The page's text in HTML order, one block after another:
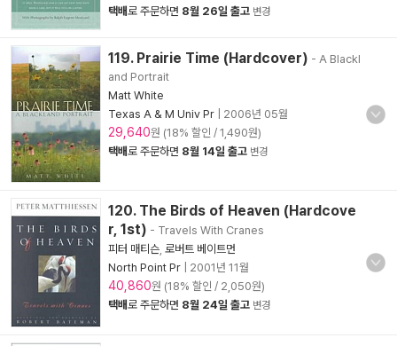
택배로 주문하면 8월 26일 출고 변경
119. Prairie Time (Hardcover) - A Blackl
and Portrait
Matt White
Texas A & M Univ Pr
2006년 05월
29,640원 (18% 할인 / 1,490원)
택배로 주문하면 8월 14일 출고 변경
120. The Birds of Heaven (Hardcove
r, 1st) - Travels With Cranes
피터 매티슨 로버트 베이트먼
North Point Pr
2001년 11월
40,860원 (18% 할인 / 2,050원)
택배로 주문하면 8월 24일 출고 변경